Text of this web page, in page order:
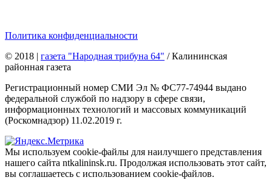
Политика конфиденциальности
© 2018 | газета "Народная трибуна 64" / Калининская
районная газета
Регистрационный номер СМИ Эл № ФС77-74944 выдано
федеральной службой по надзору в сфере связи,
информационных технологий и массовых коммуникаций
(Роскомнадзор) 11.02.2019 г.
Мы используем cookie-файлы для наилучшего представления
нашего сайта ntkalininsk.ru. Продолжая использовать этот сайт,
вы соглашаетесь с использованием cookie-файлов.